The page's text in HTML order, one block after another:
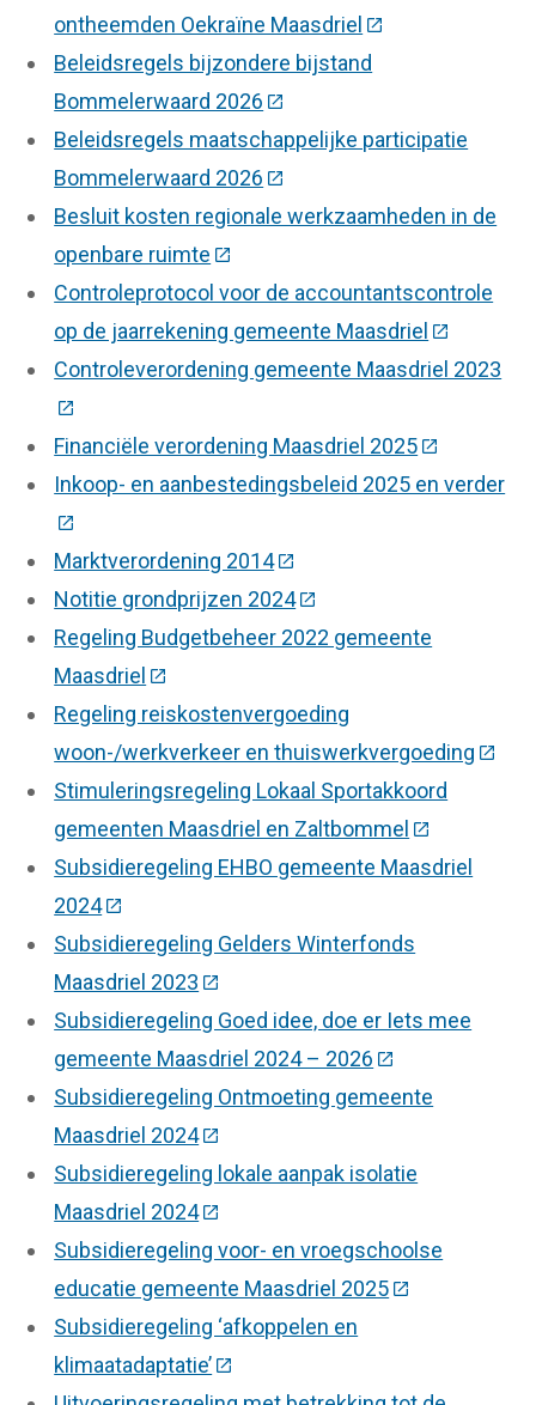
ontheemden Oekraïne Maasdriel (Deze link gaat
Beleidsregels bijzondere bijstand
Bommelerwaard 2026 (Deze link gaat naar een
Beleidsregels maatschappelijke participatie
Bommelerwaard 2026 (Deze link gaat naar een
Besluit kosten regionale werkzaamheden in de
openbare ruimte (Deze link gaat naar een externe
Controleprotocol voor de accountantscontrole
op de jaarrekening gemeente Maasdriel (Deze link
Controleverordening gemeente Maasdriel 2023
(Deze link gaat naar een externe website)
Financiële verordening Maasdriel 2025(Deze link
Inkoop- en aanbestedingsbeleid 2025 en verder
(Deze link gaat naar een externe website)
Marktverordening 2014(Deze link gaat naar een
Notitie grondprijzen 2024(Deze link gaat naar een
Regeling Budgetbeheer 2022 gemeente
Maasdriel (Deze link gaat naar een externe
Regeling reiskostenvergoeding
woon-/werkverkeer en thuiswerkvergoeding
Stimuleringsregeling Lokaal Sportakkoord
gemeenten Maasdriel en Zaltbommel (Deze link
Subsidieregeling EHBO gemeente Maasdriel
2024(Deze link gaat naar een externe website)
Subsidieregeling Gelders Winterfonds
Maasdriel 2023 (Deze link gaat naar een externe
Subsidieregeling Goed idee, doe er Iets mee
gemeente Maasdriel 2024 – 2026 (Deze link gaat
Subsidieregeling Ontmoeting gemeente
Maasdriel 2024(Deze link gaat naar een externe
Subsidieregeling lokale aanpak isolatie
Maasdriel 2024(Deze link gaat naar een externe
Subsidieregeling voor- en vroegschoolse
educatie gemeente Maasdriel 2025(Deze link
Subsidieregeling ‘afkoppelen en
klimaatadaptatie’(Deze link gaat naar een externe